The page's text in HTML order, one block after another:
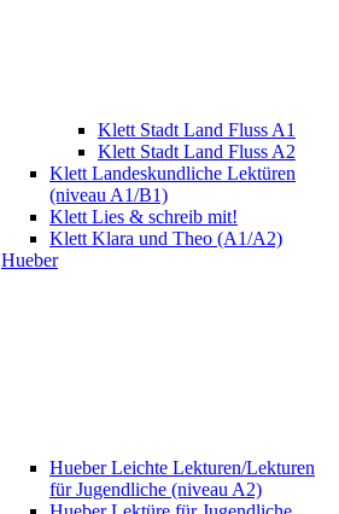
Klett Stadt Land Fluss A1
Klett Stadt Land Fluss A2
Klett Landeskundliche Lektüren
(niveau A1/B1)
Klett Lies & schreib mit!
Klett Klara und Theo (A1/A2)
Hueber
Hueber Leichte Lekturen/Lekturen
für Jugendliche (niveau A2)